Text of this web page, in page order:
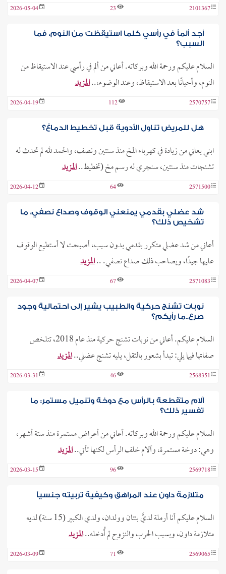
2101367
23
2026-05-04
أجد ألماً في رأسي كلما استيقظت من النوم، فما
السبب؟
السلام عليكم ورحمة الله وبركاته. أعاني من ألم في رأسي عند الاستيقاظ من
النوم، وأحيانًا بعد الاستيقاظ، وعند الوضوء،..المزيد
2570757
112
2026-04-19
هل للمريض تناول الأدوية قبل تخطيط الدماغ؟
ابني يعاني من زيادة في كهرباء المخ منذ سنتين ونصف، والحمد لله لم تحدث له
تشنجات منذ سنتين، سنجري له رسم مخ (تخطيط..المزيد
2571500
64
2026-04-12
شد عضلي بقدمي يمنعني الوقوف وصداع نصفي، ما
تشخيص ذلك؟
أعاني من شد عضلي متكرر بقدمي بدون سبب، أصبحت لا أستطيع الوقوف
عليها جيدًا، ويصاحب ذلك صداع نصفي. ..المزيد
2571083
67
2026-04-07
نوبات تشنج حركية والطبيب يشير إلى احتمالية وجود
صرع..ما رأيكم؟
السلام عليكم. أعاني من نوبات تشنج حركية منذ عام 2018، تتلخص
صفاتها فيما يلي: تبدأ بشعور بالثقل، يليه تشنج عضلي..المزيد
2568351
46
2026-03-31
آلام متقطعة بالرأس مع دوخة وتنميل مستمر: ما
تفسير ذلك؟
السلام عليكم ورحمة الله وبركاته. أعاني من أعراض مستمرة منذ ستة أشهر،
وهي: دوخة مستمرة، وآلام خلف الرأس لكنها تأتي..المزيد
2569718
96
2026-03-15
متلازمة داون عند المراهق وكيفية تربيته جنسياً
السلام عليكم أنا أرملة لديَّ بنتان وولدان، ولدي الكبير (15 سنة) لديه
متلازمة داون، وبسبب الحرب والنزوح لم أُدخله..المزيد
2569065
71
2026-03-09